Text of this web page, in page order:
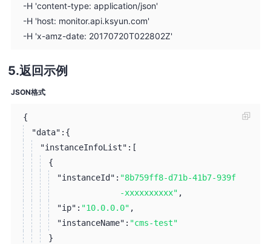
-H 'content-type: application/json'
-H 'host: monitor.api.ksyun.com'
-H 'x-amz-date: 20170720T022802Z'
返回示例
JSON格式
{
"data": {
"instanceInfoList": [
{
"instanceId": "8b759ff8-d71b-41b7-939f
-xxxxxxxxxx" ,
"ip": "10.0.0.0" ,
"instanceName": "cms-test"
}